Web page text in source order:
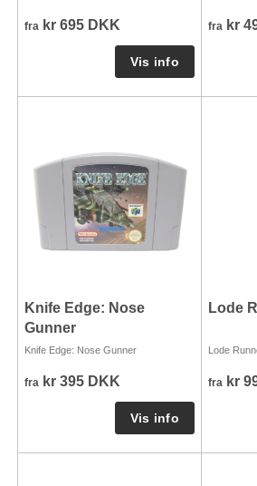
fra kr 695 DKK fra kr
Knife Edge: Nose
Gunner
Knife Edge: Nose Gunner
fra kr 395 DKK
Lode
Lode
fra kr